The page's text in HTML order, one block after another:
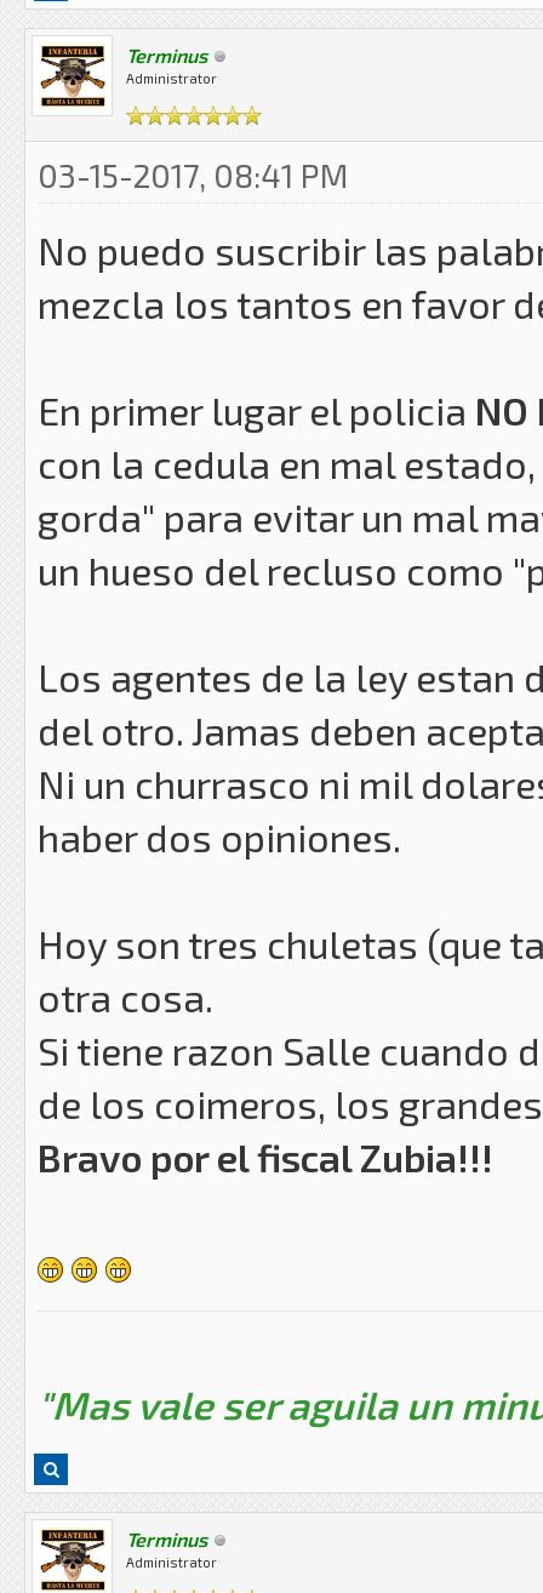
Terminus
Administrator
03-15-2017, 08:41 PM
No puedo suscribir las
mezcla los tantos en favor
En primer lugar el policia NO
con la cedula en mal
gorda" para evitar un mal
un hueso del recluso como
Los agentes de la ley estan
del otro. Jamas deben
Ni un churrasco ni mil
haber dos opiniones.
Hoy son tres chuletas (que
otra cosa.
Si tiene razon Salle cuando
de los coimeros, los
Bravo por el fiscal Zubia!!!
"Mas vale ser aguila un
Terminus
Administrator